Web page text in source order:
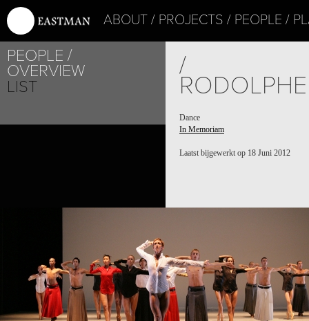
ABOUT PROJECTS PEOPLE
PEOPLE
OVERVIEW
LIST
/
Dance
In Memoriam
Laatst bijgewerkt op 18 Juni 2012